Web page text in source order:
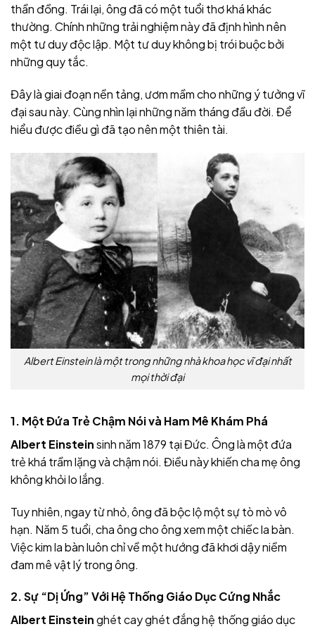
thần đồng. Trái lại, ông đã có một tuổi thơ khá khác
thường. Chính những trải nghiệm này đã định hình nên
một tư duy độc lập. Một tư duy không bị trói buộc bởi
những quy tắc.
Đây là giai đoạn nền tảng, ươm mầm cho những ý tưởng vĩ
đại sau này. Cùng nhìn lại những năm tháng đầu đời. Để
hiểu được điều gì đã tạo nên một thiên tài.
Albert Einstein là một trong những nhà khoa học vĩ đại nhất
mọi thời đại
1. Một Đứa Trẻ Chậm Nói và Ham Mê Khám Phá
Albert Einsteinsinh năm 1879 tại Đức. Ông là một đứa
trẻ khá trầm lặng và chậm nói. Điều này khiến cha mẹ ông
không khỏi lo lắng.
Tuy nhiên, ngay từ nhỏ, ông đã bộc lộ một sự tò mò vô
hạn. Năm 5 tuổi, cha ông cho ông xem một chiếc la bàn.
Việc kim la bàn luôn chỉ về một hướng đã khơi dậy niềm
đam mê vật lý trong ông.
2. Sự “Dị Ứng” Với Hệ Thống Giáo Dục Cứng Nhắc
Albert Einsteinghét cay ghét đắng hệ thống giáo dục